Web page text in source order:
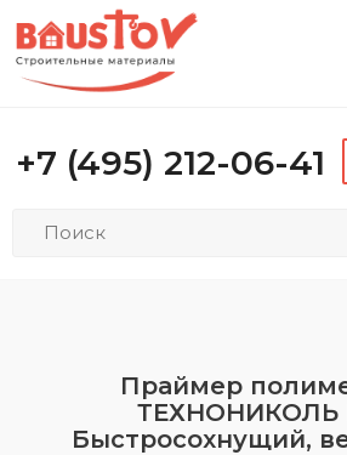
+7 (495) 212-06-41
Праймер
Быстросохнущий,